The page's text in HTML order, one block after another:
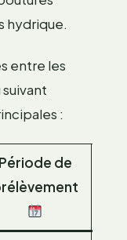
hydrique.
entre les
:
Période de